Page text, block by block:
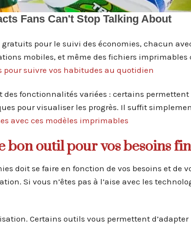
pour le suivi des économies, chacun
mobiles, et même des fichiers imprimables
pour suivre vos habitudes au quotidien
fonctionnalités variées : certains permettent
pour visualiser les progrès. Il suffit
avec ces modèles imprimables
bon outil pour vos besoins
doit se faire en fonction de vos besoins et de
Si vous n’êtes pas à l’aise avec les
Certains outils vous permettent d’adapter